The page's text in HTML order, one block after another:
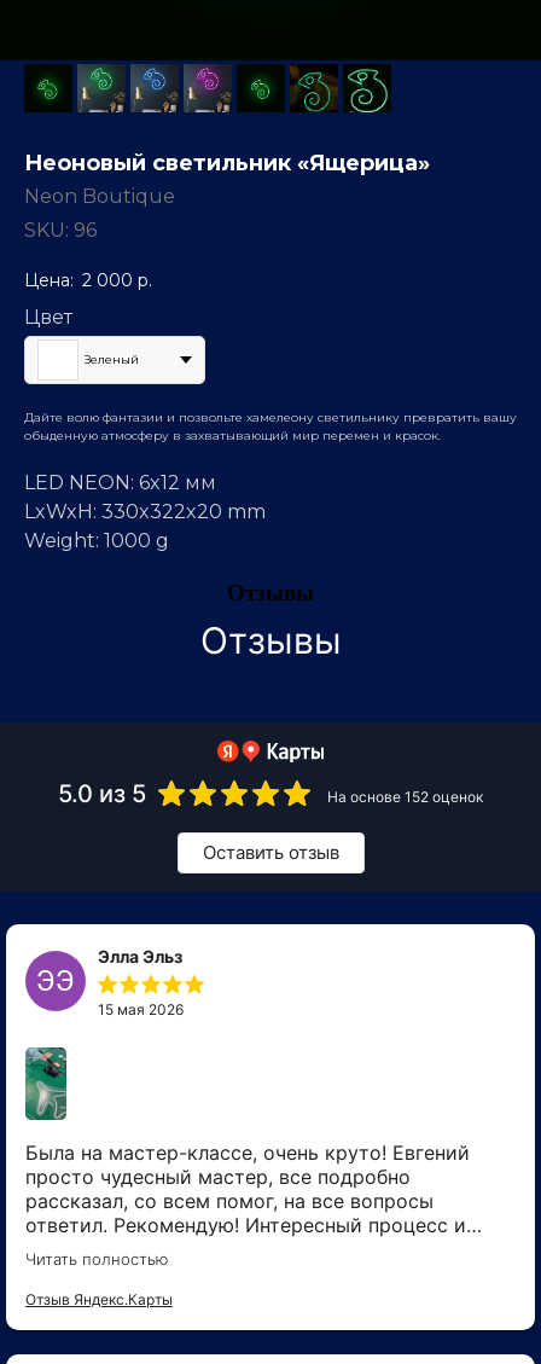
Неоновый светильник «Ящерица»
Neon Boutique
SKU: 96
2 000 р.
Цвет
Зеленый
Дайте волю фантазии и позвольте хамелеону светильнику превратить вашу
обыденную атмосферу в захватывающий мир перемен и красок.
LED NEON: 6x12 мм
LxWxH: 330x322x20 mm
Weight: 1000 g
Отзывы